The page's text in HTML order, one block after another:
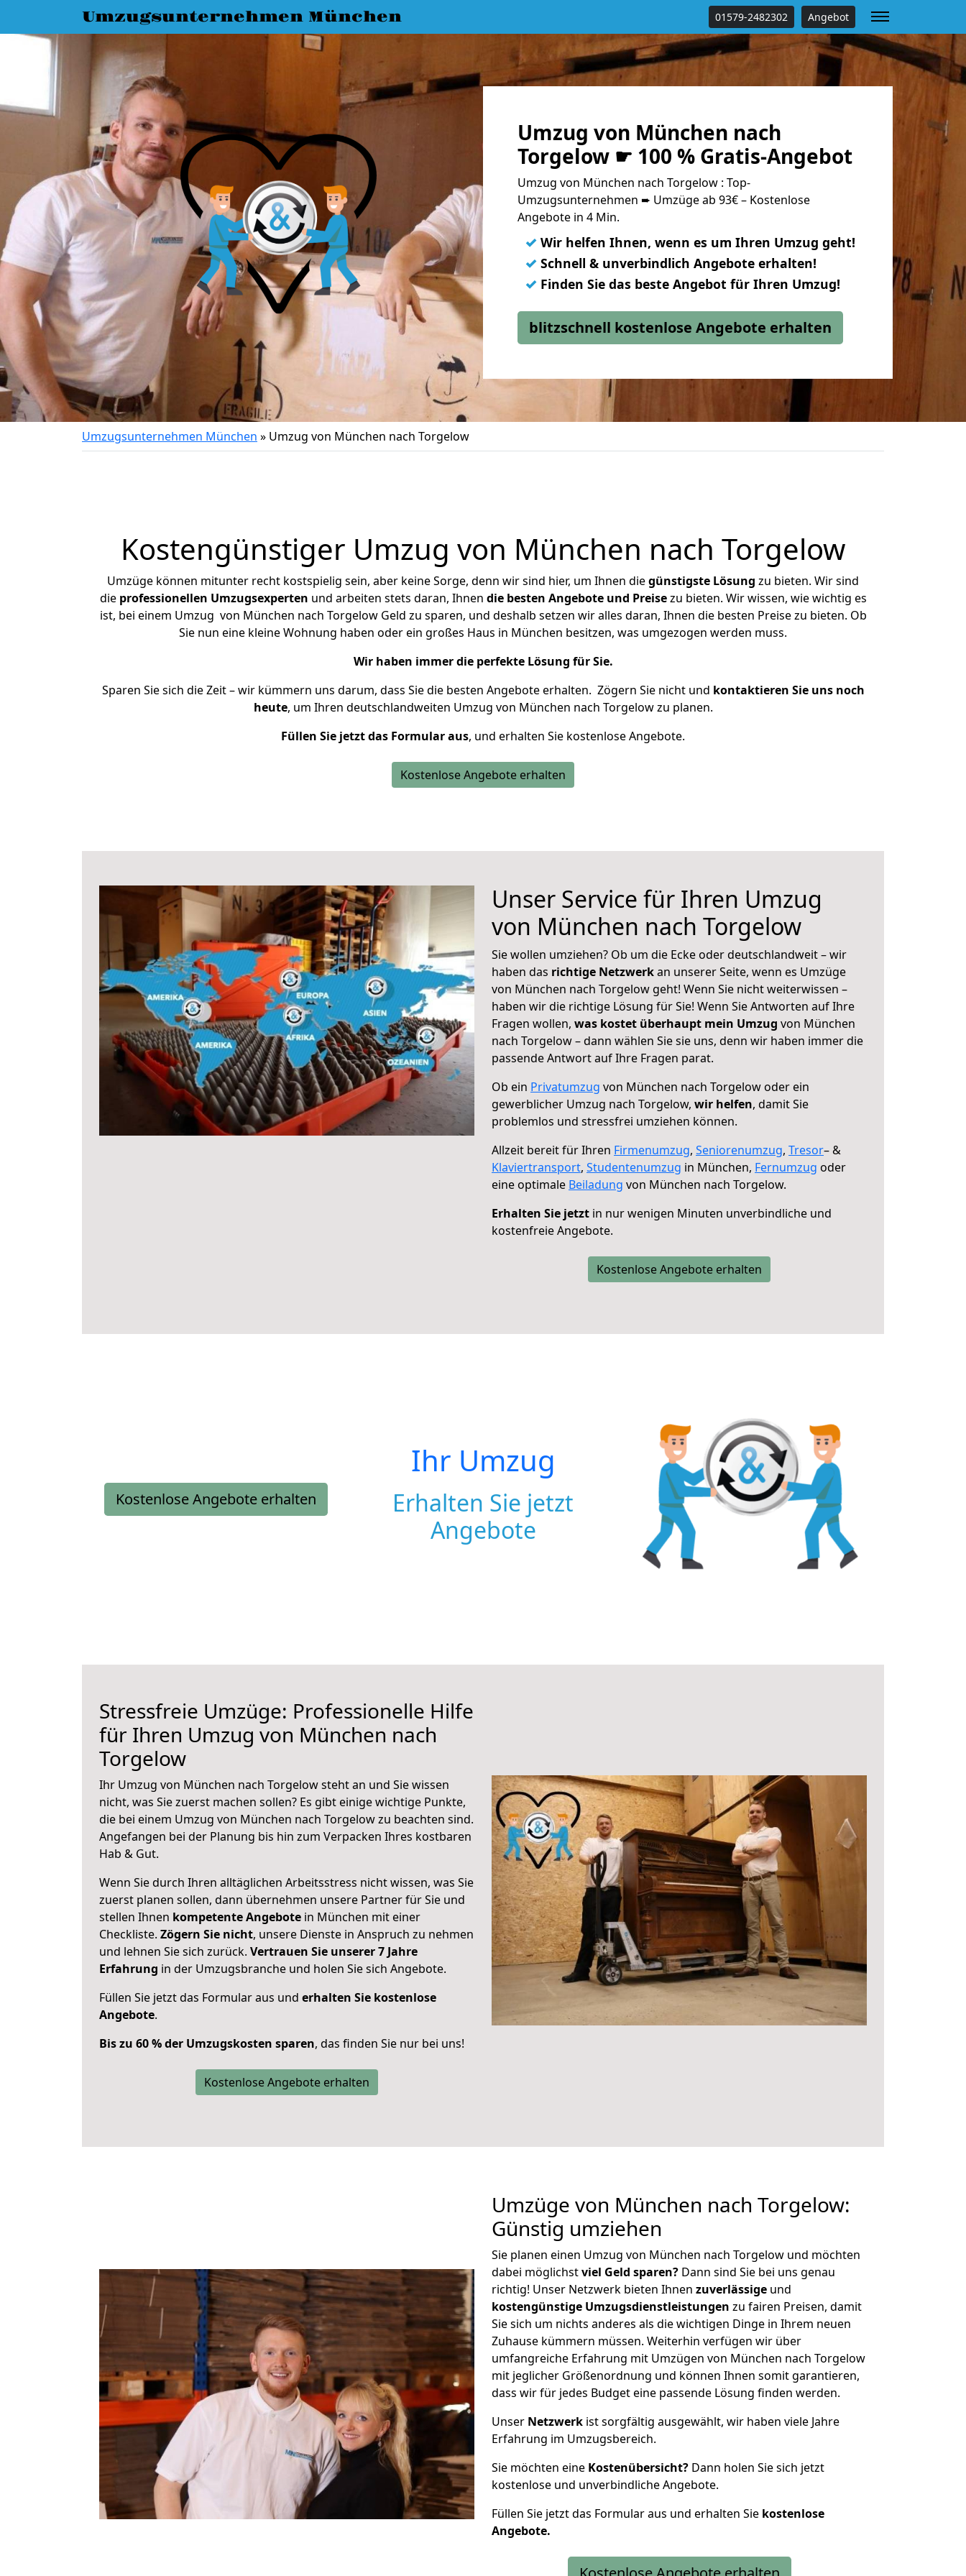
Umzugsunternehmen München 01579-2482302 Angebot
Umzug von München nach
Torgelow ☛ 100 % Gratis-Angebot
Umzug von München nach Torgelow : Top-
Umzugsunternehmen ➨ Umzüge ab 93€ – Kostenlose
Angebote in 4 Min.
✓ Wir helfen Ihnen, wenn es um Ihren Umzug geht!
✓ Schnell & unverbindlich Angebote erhalten!
✓ Finden Sie das beste Angebot für Ihren Umzug!
blitzschnell kostenlose Angebote erhalten
Umzugsunternehmen München » Umzug von München nach Torgelow
Kostengünstiger Umzug von München nach Torgelow
Umzüge können mitunter recht kostspielig sein, aber keine Sorge, denn wir sind hier, um Ihnen diegünstigste Lösung zu bieten. Wir sind
die professionellen Umzugsexperten und arbeiten stets daran, Ihnen die besten Angebote und Preisezu bieten. Wir wissen, wie wichtig es
ist, bei einem Umzug von München nach Torgelow Geld zu sparen, und deshalb setzen wir alles daran, Ihnen die besten Preise zu bieten. Ob
Sie nun eine kleine Wohnung haben oder ein großes Haus in München besitzen, was umgezogen werden muss.
Wir haben immer die perfekte Lösung für Sie.
Sparen Sie sich die Zeit – wir kümmern uns darum, dass Sie die besten Angebote erhalten. Zögern Sie nicht und kontaktieren Sie uns noch
heute, um Ihren deutschlandweiten Umzug von München nach Torgelow zu planen.
Füllen Sie jetzt das Formular aus, und erhalten Sie kostenlose Angebote.
Kostenlose Angebote erhalten
Unser Service für Ihren Umzug
von München nach Torgelow
Sie wollen umziehen? Ob um die Ecke oder deutschlandweit – wir
haben das richtige Netzwerkan unserer Seite, wenn es Umzüge
von München nach Torgelow geht! Wenn Sie nicht weiterwissen –
haben wir die richtige Lösung für Sie! Wenn Sie Antworten auf Ihre
Fragen wollen, was kostet überhaupt mein Umzug von München
nach Torgelow – dann wählen Sie sie uns, denn wir haben immer die
passende Antwort auf Ihre Fragen parat.
Ob ein Privatumzug von München nach Torgelow oder ein
gewerblicher Umzug nach Torgelow, wir helfen, damit Sie
problemlos und stressfrei umziehen können.
Allzeit bereit für Ihren Firmenumzug, Seniorenumzug, Tresor– &
Klaviertransport, Studentenumzug in München, Fernumzug oder
eine optimale Beiladung von München nach Torgelow.
Erhalten Sie jetzt in nur wenigen Minuten unverbindliche und
kostenfreie Angebote.
Kostenlose Angebote erhalten
Kostenlose Angebote erhalten
Ihr Umzug
Erhalten Sie jetzt
Angebote
Stressfreie Umzüge: Professionelle Hilfe
für Ihren Umzug von München nach
Torgelow
Ihr Umzug von München nach Torgelow steht an und Sie wissen
nicht, was Sie zuerst machen sollen? Es gibt einige wichtige Punkte,
die bei einem Umzug von München nach Torgelow zu beachten sind.
Angefangen bei der Planung bis hin zum Verpacken Ihres kostbaren
Hab & Gut.
Wenn Sie durch Ihren alltäglichen Arbeitsstress nicht wissen, was Sie
zuerst planen sollen, dann übernehmen unsere Partner für Sie und
stellen Ihnen kompetente Angebote in München mit einer
Checkliste. Zögern Sie nicht, unsere Dienste in Anspruch zu nehmen
und lehnen Sie sich zurück. Vertrauen Sie unserer 7 Jahre
Erfahrung in der Umzugsbranche und holen Sie sich Angebote.
Füllen Sie jetzt das Formular aus und erhalten Sie kostenlose
Angebote.
Bis zu 60 % der Umzugskosten sparen, das finden Sie nur bei uns!
Kostenlose Angebote erhalten
Umzüge von München nach Torgelow:
Günstig umziehen
Sie planen einen Umzug von München nach Torgelow und möchten
dabei möglichstviel Geld sparen? Dann sind Sie bei uns genau
richtig! Unser Netzwerk bieten Ihnen zuverlässige und
kostengünstige Umzugsdienstleistungen zu fairen Preisen, damit
Sie sich um nichts anderes als die wichtigen Dinge in Ihrem neuen
Zuhause kümmern müssen. Weiterhin verfügen wir über
umfangreiche Erfahrung mit Umzügen von München nach Torgelow
mit jeglicher Größenordnung und können Ihnen somit garantieren,
dass wir für jedes Budget eine passende Lösung finden werden.
Unser Netzwerk ist sorgfältig ausgewählt, wir haben viele Jahre
Erfahrung im Umzugsbereich.
Sie möchten eine Kostenübersicht? Dann holen Sie sich jetzt
kostenlose und unverbindliche Angebote.
Füllen Sie jetzt das Formular aus und erhalten Sie kostenlose
Angebote.